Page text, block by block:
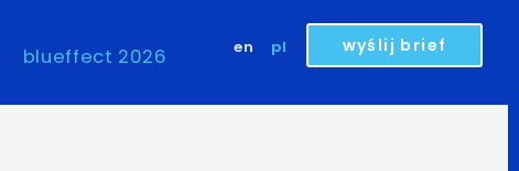
en pl wyślij brief
blueffect 2026